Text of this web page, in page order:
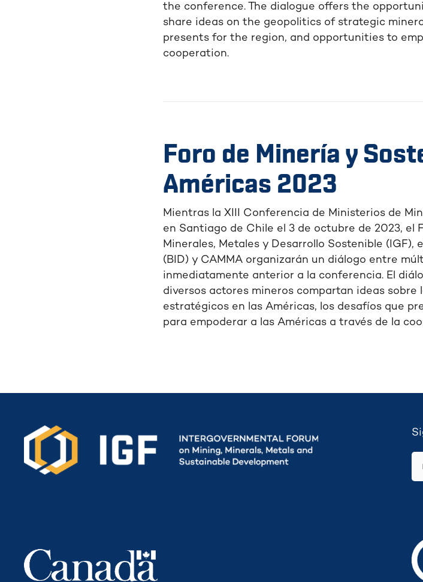
the conference. The dialogue offers the
share ideas on the geopolitics of strategic
presents for the region, and opportunities to
cooperation.
Foro de Minería y
Américas 2023
Mientras la XIII Conferencia de Ministerios de
en Santiago de Chile el 3 de octubre de 2023, el
Minerales, Metales y Desarrollo Sostenible
(BID) y CAMMA organizarán un diálogo entre
inmediatamente anterior a la conferencia. El
diversos actores mineros compartan ideas
estratégicos en las Américas, los desafíos que
para empoderar a las Américas a través de la